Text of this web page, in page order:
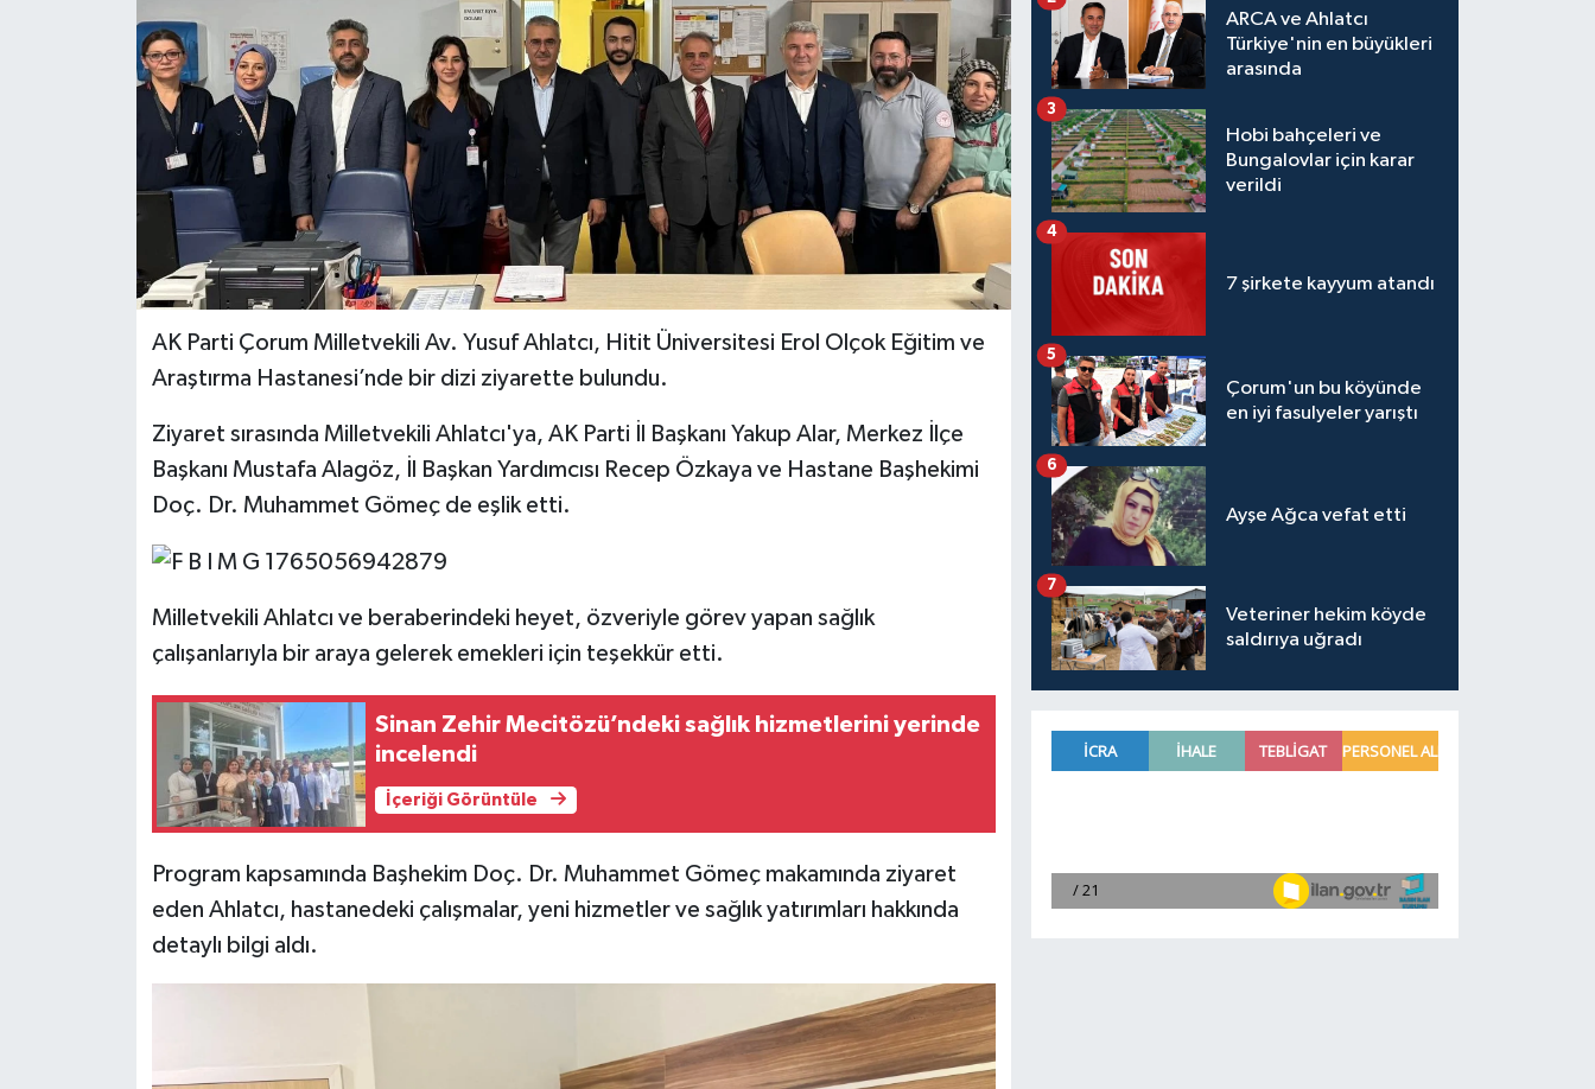
AK Parti Çorum Milletvekili Av. Yusuf Ahlatcı, Hitit Üniversitesi Erol Olçok Eğitim ve
Araştırma Hastanesi’nde bir dizi ziyarette bulundu.
Ziyaret sırasında Milletvekili Ahlatcı'ya, AK Parti İl Başkanı Yakup Alar, Merkez İlçe
Başkanı Mustafa Alagöz, İl Başkan Yardımcısı Recep Özkaya ve Hastane Başhekimi
Doç. Dr. Muhammet Gömeç de eşlik etti.
Milletvekili Ahlatcı ve beraberindeki heyet, özveriyle görev yapan sağlık
çalışanlarıyla bir araya gelerek emekleri için teşekkür etti.
Sinan Zehir Mecitözü’ndeki sağlık hizmetlerini yerinde
incelendi
İçeriği Görüntüle
Program kapsamında Başhekim Doç. Dr. Muhammet Gömeç makamında ziyaret
eden Ahlatcı, hastanedeki çalışmalar, yeni hizmetler ve sağlık yatırımları hakkında
detaylı bilgi aldı.
ARCA ve Ahlatcı
Türkiye'nin en büyükleri
arasında
Hobi bahçeleri ve
Bungalovlar için karar
verildi
3
7 şirkete kayyum atandı
4
Çorum'un bu köyünde
en iyi fasulyeler yarıştı
5
Ayşe Ağca vefat etti
6
Veteriner hekim köyde
saldırıya uğradı
7
İLÇELER
OTOPARK
TEKNOLOJİ